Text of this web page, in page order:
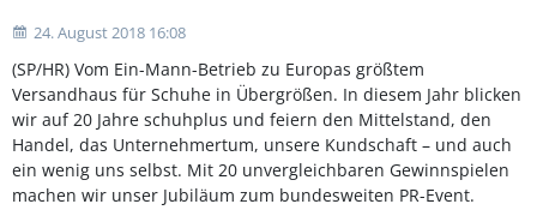
24. August 2018 16:08
(SP/HR) Vom Ein-Mann-Betrieb zu Europas größtem
Versandhaus für Schuhe in Übergrößen. In diesem Jahr blicken
wir auf 20 Jahre schuhplus und feiern den Mittelstand, den
Handel, das Unternehmertum, unsere Kundschaft – und auch
ein wenig uns selbst. Mit 20 unvergleichbaren Gewinnspielen
machen wir unser Jubiläum zum bundesweiten PR-Event.